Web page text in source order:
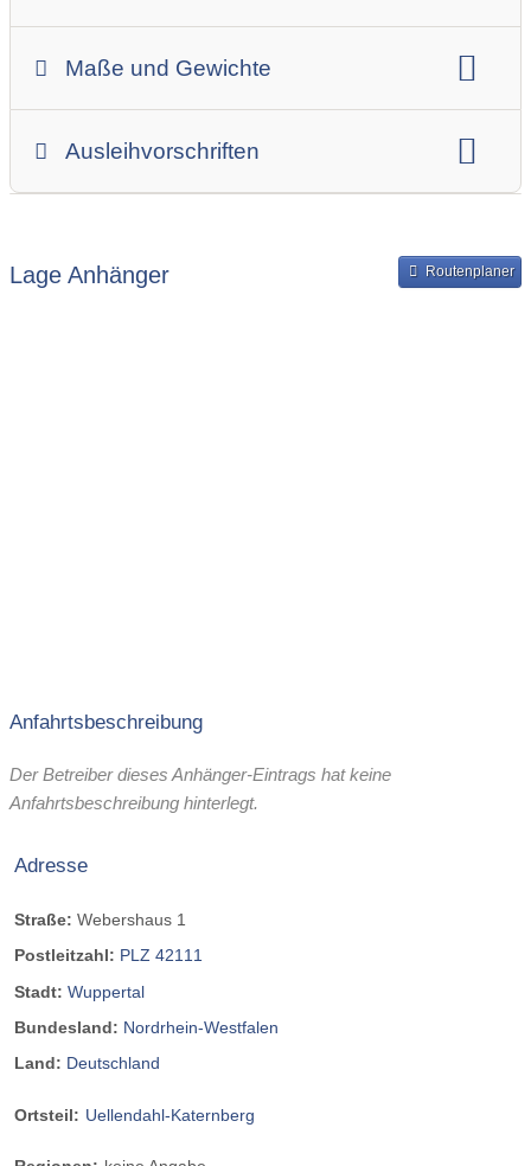
Maße und Gewichte
Ausleihvorschriften
Bereitstellung und Rückgabe des Anhängers
Lage Anhänger Routenplaner
Anfahrtsbeschreibung
Der Betreiber dieses Anhänger-Eintrags hat keine
Anfahrtsbeschreibung hinterlegt.
Adresse
Straße: Webershaus 1
Postleitzahl: PLZ 42111
Stadt: Wuppertal
Bundesland: Nordrhein-Westfalen
Land: Deutschland
Ortsteil: Uellendahl-Katernberg